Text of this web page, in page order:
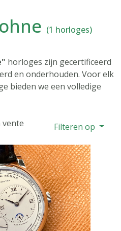
(1 horloges)
horloges zijn gecertificeerd
en onderhouden. Voor elk
bieden we een volledige
vente Filteren op